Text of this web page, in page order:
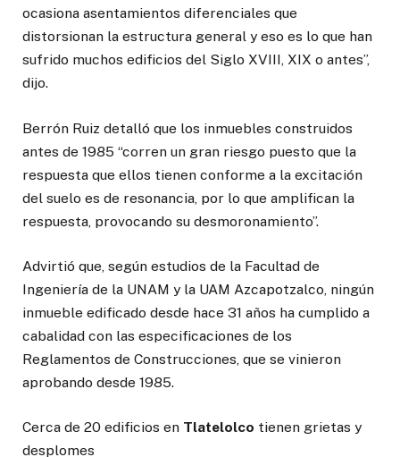
ocasiona asentamientos diferenciales que
distorsionan la estructura general y eso es lo que han
sufrido muchos edificios del Siglo XVIII, XIX o antes”,
dijo.
Berrón Ruiz detalló que los inmuebles construidos
antes de 1985 “corren un gran riesgo puesto que la
respuesta que ellos tienen conforme a la excitación
del suelo es de resonancia, por lo que amplifican la
respuesta, provocando su desmoronamiento”.
Advirtió que, según estudios de la Facultad de
Ingeniería de la UNAM y la UAM Azcapotzalco, ningún
inmueble edificado desde hace 31 años ha cumplido a
cabalidad con las especificaciones de los
Reglamentos de Construcciones, que se vinieron
aprobando desde 1985.
Cerca de 20 edificios en Tlatelolco tienen grietas y
desplomes